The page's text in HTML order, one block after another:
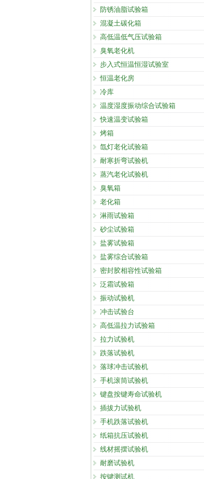
防锈油脂试验箱
混凝土碳化箱
高低温低气压试验箱
臭氧老化机
步入式恒温恒湿试验室
恒温老化房
冷库
温度湿度振动综合试验箱
快速温变试验箱
烤箱
氙灯老化试验箱
耐寒折弯试验机
蒸汽老化试验机
臭氧箱
老化箱
淋雨试验箱
砂尘试验箱
盐雾试验箱
盐雾综合试验箱
密封胶相容性试验箱
泛霜试验箱
振动试验机
冲击试验台
高低温拉力试验箱
拉力试验机
跌落试验机
落球冲击试验机
手机滚筒试验机
键盘按键寿命试验机
插拔力试验机
手机跌落试验机
纸箱抗压试验机
线材摇摆试验机
耐磨试验机
按键测试机